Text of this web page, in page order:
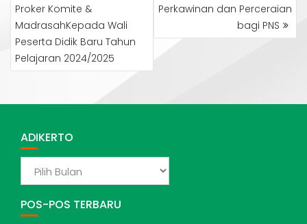
Proker Komite &
MadrasahKepada Wali
Peserta Didik Baru Tahun
Pelajaran 2024/2025
Perkawinan dan Perceraian
bagi PNS
ADIKERTO
POS-POS TERBARU